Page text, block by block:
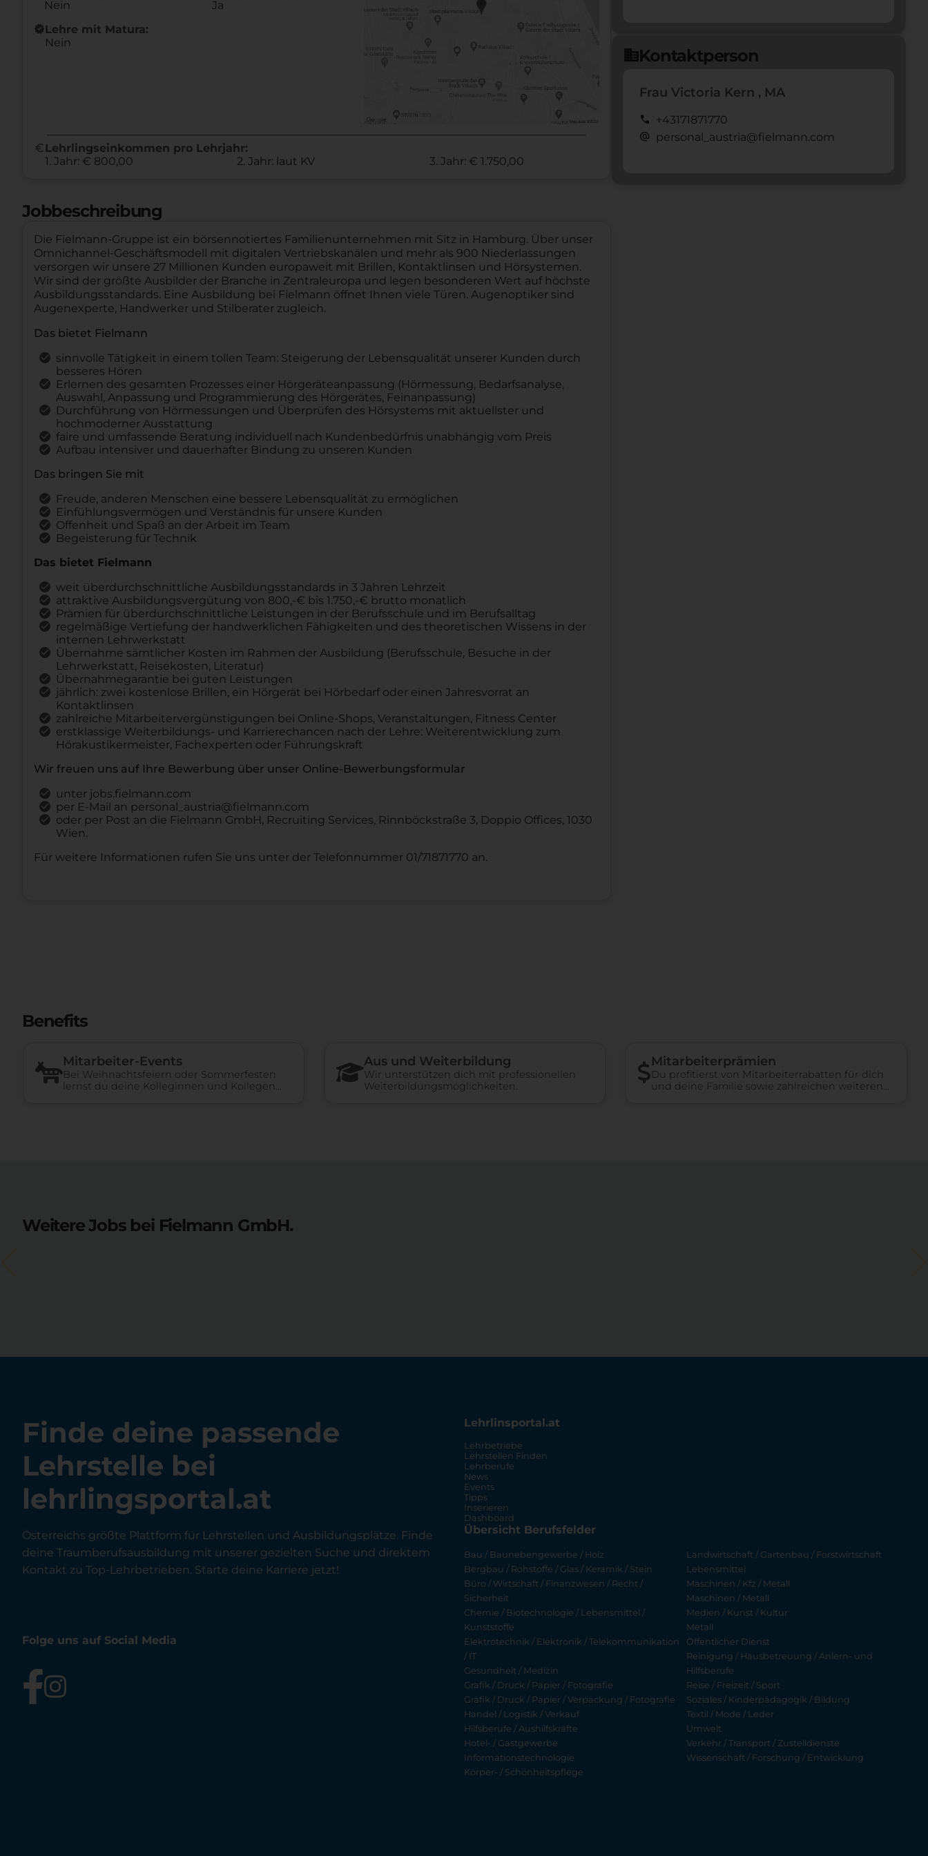
Nein
Ja
new_releasesLehre mit Matura:
Nein
euro Lehrlingseinkommen pro Lehrjahr:
1. Jahr: € 800,00
2. Jahr: laut KV 3. Jahr: € 1.750,00
Jobbeschreibung
Die Fielmann-Gruppe ist ein börsennotiertes Familienunternehmen mit Sitz in Hamburg. Über unser
Omnichannel-Geschäftsmodell mit digitalen Vertriebskanälen und mehr als 900 Niederlassungen
versorgen wir unsere 27 Millionen Kunden europaweit mit Brillen, Kontaktlinsen und Hörsystemen.
Wir sind der größte Ausbilder der Branche in Zentraleuropa und legen besonderen Wert auf höchste
Ausbildungsstandards. Eine Ausbildung bei Fielmann öffnet Ihnen viele Türen. Augenoptiker sind
Augenexperte, Handwerker und Stilberater zugleich.
Das bietet Fielmann
sinnvolle Tätigkeit in einem tollen Team: Steigerung der Lebensqualität unserer Kunden durch
besseres Hören
Erlernen des gesamten Prozesses einer Hörgeräteanpassung (Hörmessung, Bedarfsanalyse,
Auswahl, Anpassung und Programmierung des Hörgerätes, Feinanpassung)
Durchführung von Hörmessungen und Überprüfen des Hörsystems mit aktuellster und
hochmoderner Ausstattung
faire und umfassende Beratung individuell nach Kundenbedürfnis unabhängig vom Preis
Aufbau intensiver und dauerhafter Bindung zu unseren Kunden
Das bringen Sie mit
Freude, anderen Menschen eine bessere Lebensqualität zu ermöglichen
Einfühlungsvermögen und Verständnis für unsere Kunden
Offenheit und Spaß an der Arbeit im Team
Begeisterung für Technik
Das bietet Fielmann
weit überdurchschnittliche Ausbildungsstandards in 3 Jahren Lehrzeit
attraktive Ausbildungsvergütung von 800,-€ bis 1.750,-€ brutto monatlich
Prämien für überdurchschnittliche Leistungen in der Berufsschule und im Berufsalltag
regelmäßige Vertiefung der handwerklichen Fähigkeiten und des theoretischen Wissens in der
internen Lehrwerkstatt
Übernahme sämtlicher Kosten im Rahmen der Ausbildung (Berufsschule, Besuche in der
Lehrwerkstatt, Reisekosten, Literatur)
Übernahmegarantie bei guten Leistungen
jährlich: zwei kostenlose Brillen, ein Hörgerät bei Hörbedarf oder einen Jahresvorrat an
Kontaktlinsen
zahlreiche Mitarbeitervergünstigungen bei Online-Shops, Veranstaltungen, Fitness Center
erstklassige Weiterbildungs- und Karrierechancen nach der Lehre: Weiterentwicklung zum
Hörakustikermeister, Fachexperten oder Führungskraft
Wir freuen uns auf Ihre Bewerbung über unser Online-Bewerbungsformular
unter jobs.fielmann.com
per E-Mail an personal_austria@fielmann.com
oder per Post an die Fielmann GmbH, Recruiting Services, Rinnböckstraße 3, Doppio Offices, 1030
Wien.
Für weitere Informationen rufen Sie uns unter der Telefonnummer 01/71871770 an.
domainKontaktperson
Frau Victoria Kern , MA
call +43171871770
alternate_email personal_austria@fielmann.com
Benefits
Mitarbeiter-Events
Bei Weihnachtsfeiern oder Sommerfesten
lernst du deine Kolleginnen und Kollegen
Aus und Weiterbildung
Wir unterstützen dich mit professionellen
Weiterbildungsmöglichkeiten.
Mitarbeiterprämien
Du profitierst von Mitarbeiterrabatten für dich
und deine Familie sowie zahlreichen weiteren
Weitere Jobs bei Fielmann GmbH.
Finde deine passende
Lehrstelle bei
lehrlingsportal.at
Österreichs größte Plattform für Lehrstellen und Ausbildungsplätze. Finde
deine Traumberufsausbildung mit unserer gezielten Suche und direktem
Kontakt zu Top-Lehrbetrieben. Starte deine Karriere jetzt!
Folge uns auf Social Media
Lehrlinsportal.at
Lehrbetriebe
Lehrstellen Finden
Lehrberufe
News
Events
Tipps
Inserieren
Dashboard
Übersicht Berufsfelder
Bau / Baunebengewerbe / Holz
Bergbau / Rohstoffe / Glas / Keramik / Stein
Büro / Wirtschaft / Finanzwesen / Recht /
Sicherheit
Chemie / Biotechnologie / Lebensmittel /
Kunststoffe
Elektrotechnik / Elektronik / Telekommunikation
/ IT
Gesundheit / Medizin
Grafik / Druck / Papier / Fotografie
Grafik / Druck / Papier / Verpackung / Fotografie
Handel / Logistik / Verkauf
Hilfsberufe / Aushilfskräfte
Hotel- / Gastgewerbe
Informationstechnologie
Körper- / Schönheitspflege
Landwirtschaft / Gartenbau / Forstwirtschaft
Lebensmittel
Maschinen / Kfz / Metall
Maschinen / Metall
Medien / Kunst / Kultur
Metall
Öffentlicher Dienst
Reinigung / Hausbetreuung / Anlern- und
Hilfsberufe
Reise / Freizeit / Sport
Soziales / Kinderpädagogik / Bildung
Textil / Mode / Leder
Umwelt
Verkehr / Transport / Zustelldienste
Wissenschaft / Forschung / Entwicklung